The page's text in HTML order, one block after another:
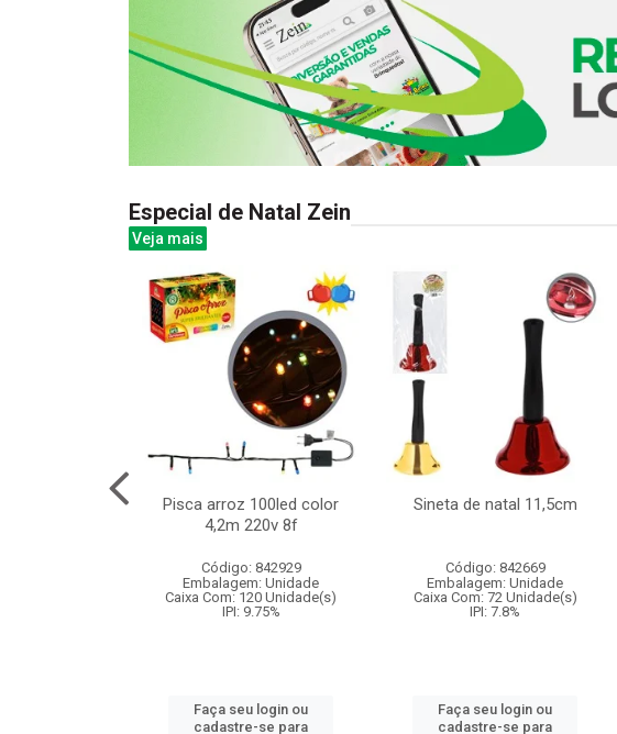
Especial de Natal Zein
Veja mais
Pisca arroz 100led color
4,2m 220v 8f
Código: 842929
Embalagem: Unidade
Caixa Com: 120 Unidade(s)
IPI: 9.75%
Faça seu login ou
cadastre-se para
Sineta de natal 11,5cm
Código: 842669
Embalagem: Unidade
Caixa Com: 72 Unidade(s)
IPI: 7.8%
Faça seu login ou
cadastre-se para